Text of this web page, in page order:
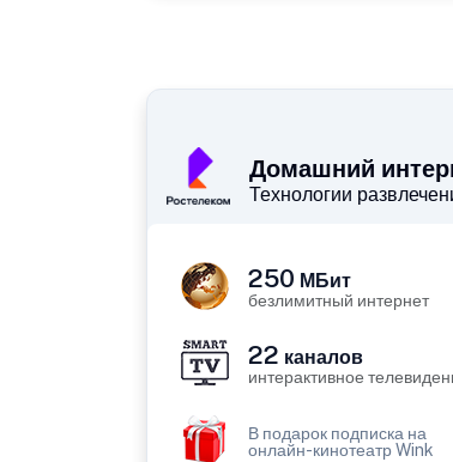
Домашний
Технологии
250 МБит
безлимитный интернет
22 каналов
интерактивное
В подарок подписка на
онлайн-кинотеатр Wink